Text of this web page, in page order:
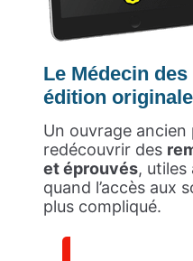
Le Médecin
édition originale
Un ouvrage ancien
redécouvrir des
et éprouvés,
quand l’accès aux
plus compliqué.